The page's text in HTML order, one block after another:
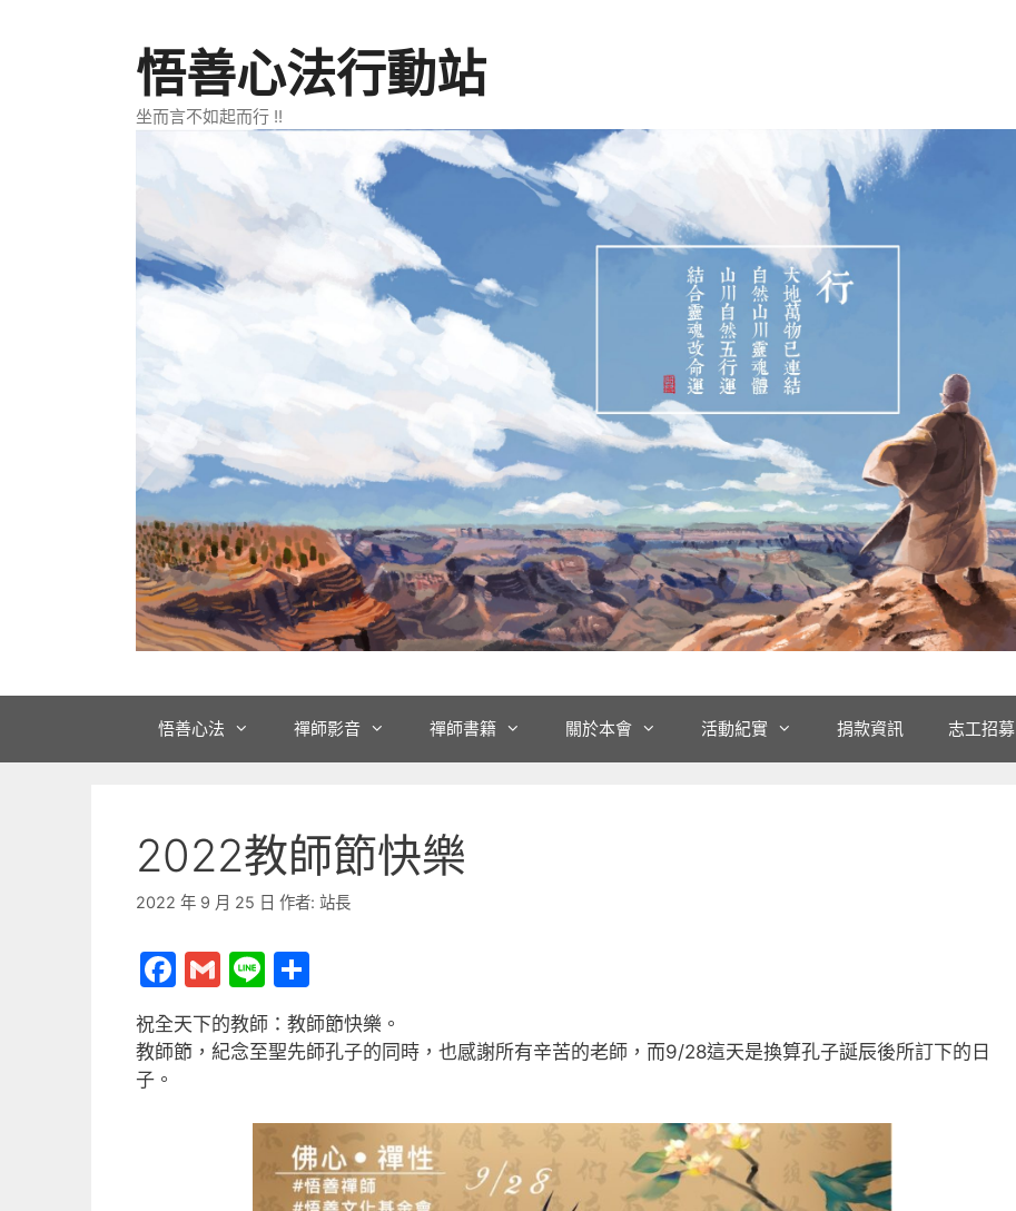
悟善心法行動站
坐而言不如起而行 !!
悟善心法 禪師影音 禪師書籍 關於本會 活動紀實 捐款資訊 志工招募
2022教師節快樂
2022 年 9 月 25 日 作者: 站長
F
a
c
e
G
m
ai
l
Li
n
e
享
祝全天下的教師：教師節快樂。
教師節，紀念至聖先師孔子的同時，也感謝所有辛苦的老師，而9/28這天是換算孔子誕辰後所訂下的日
子。